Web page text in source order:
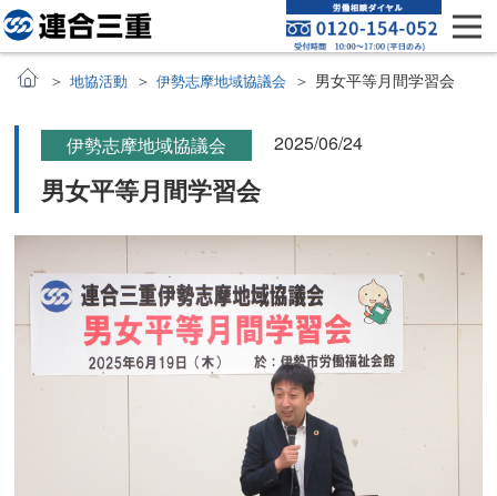
地協活動 伊勢志摩地域協議会 男女平等月間学習会
伊勢志摩地域協議会 2025/06/24
男女平等月間学習会